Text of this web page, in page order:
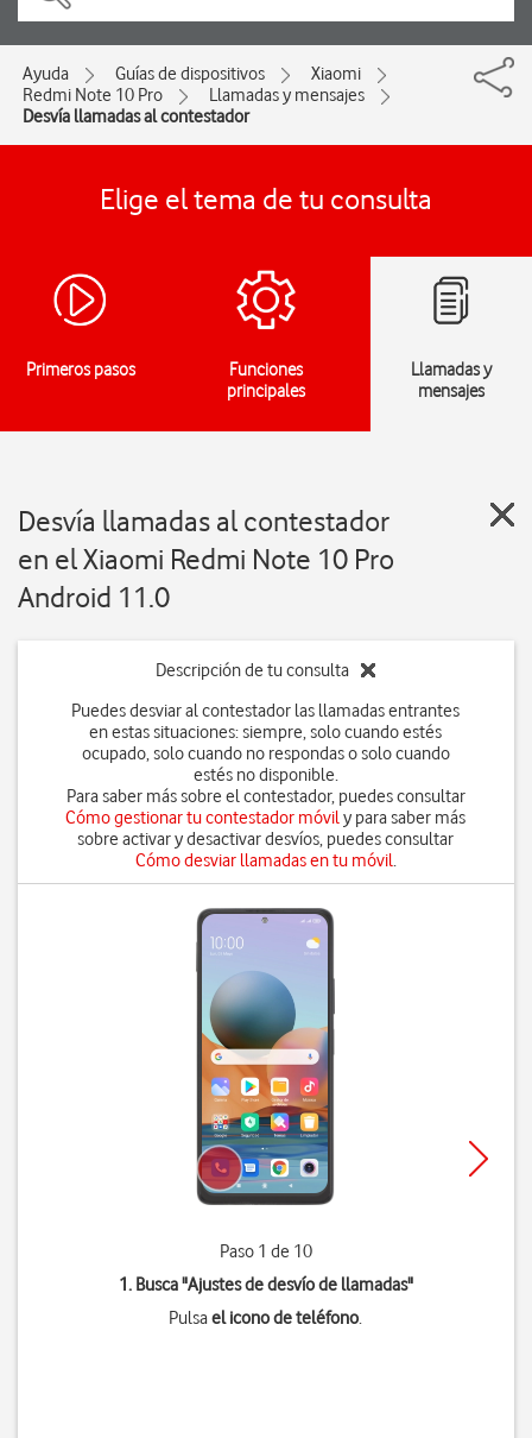
Ayuda Guías de dispositivos
Xiaomi
Redmi Note 10 Pro
Llamadas y mensajes
Desvía llamadas al contestador
Elige el tema de tu consulta
Primeros pasos
Funciones
principales
Llamadas y
mensajes
Desvía llamadas al contestador
en el Xiaomi Redmi Note 10 Pro
Android 11.0
Descripción de tu consulta
Puedes desviar al contestador las llamadas entrantes
en estas situaciones: siempre, solo cuando estés
ocupado, solo cuando no respondas o solo cuando
estés no disponible.
Para saber más sobre el contestador, puedes consultar
Cómo gestionar tu contestador móvily para saber más
sobre activar y desactivar desvíos, puedes consultar
Cómo desviar llamadas en tu móvil.
Paso 1 de 10
1. Busca "Ajustes de desvío de llamadas"
Pulsael icono de teléfono.